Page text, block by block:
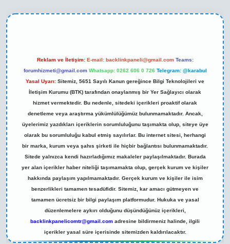
Reklam ve İletişim: E-mail: backlinkpaneli@gmail.com Teams:
forumhizmeti@gmail.com Whatsapp: 0262 606 0 726 Telegram: @karabul
Yasal Uyarı: Sitemiz, 5651 Sayılı Kanun gereğince Bilgi Teknolojileri ve
İletişim Kurumu (BTK) tarafından onaylanmış bir Yer Sağlayıcı olarak
hizmet vermektedir. Bu nedenle, sitedeki içerikleri proaktif olarak
denetleme veya araştırma yükümlülüğümüz bulunmamaktadır. Ancak,
üyelerimiz yazdıkları içeriklerin sorumluluğunu taşımakta olup, siteye üye
olarak bu sorumluluğu kabul etmiş sayılırlar. Bu internet sitesi, herhangi
bir marka, kurum veya şahıs şirketi ile hiçbir bağlantısı bulunmamaktadır.
Sitede yalnızca kendi hazırladığımız makaleler paylaşılmaktadır. Burada
yer alan içerikler haber niteliği taşımamakta olup, gerçek kurum ve kişiler
hakkında paylaşım yapılmamaktadır. Gerçek kurum ve kişiler ile isim
benzerlikleri tamamen tesadüfidir. Sitemiz, kar amacı gütmeyen ve
tamamen ücretsiz bir bilgi paylaşım platformudur. Hukuka ve yasal
düzenlemelere aykırı olduğunu düşündüğünüz içerikleri,
backlinkpanelicomtr@gmail.com adresine bildirmeniz halinde, ilgili
içerikler yasal süre içerisinde sitemizden kaldırılacaktır.